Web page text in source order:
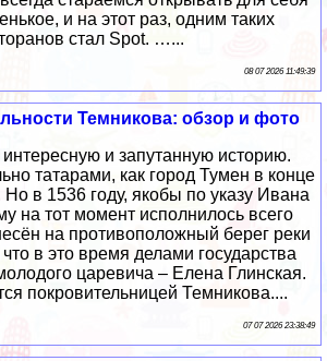
и на этот раз, одним таких
стал Spot. …...
08 07 2026 11:49:39
Темникова: обзор и фото
и запутанную историю.
татарами, как город Тумен в конце
Но в 1536 году, якобы по указу Ивана
на тот момент исполнилось всего
на противоположный берег реки
в это время делами государства
царевича – Елена Глинская.
покровительницей Темникова....
07 07 2026 23:38:49